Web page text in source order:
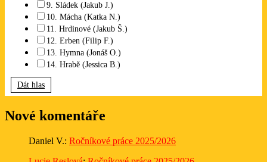
9. Sládek (Jakub J.)
10. Mácha (Katka N.)
11. Hrdinové (Jakub Š.)
12. Erben (Filip F.)
13. Hymna (Jonáš O.)
14. Hrabě (Jessica B.)
Dát hlas
Nové komentáře
Daniel V.: Ročníkové práce 2025/2026